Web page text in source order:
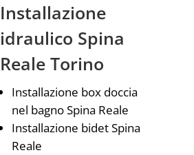
Installazione
idraulico Spina
Reale Torino
Installazione box doccia
nel bagno Spina Reale
Installazione bidet Spina
Reale